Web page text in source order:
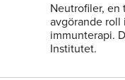
Neutrofiler, en
avgörande roll
immunterapi.
Institutet.